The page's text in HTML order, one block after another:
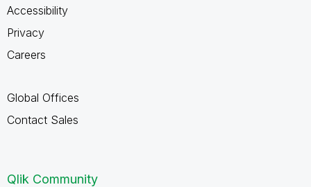
Accessibility
Privacy
Careers
Global Offices
Contact Sales
Qlik Community